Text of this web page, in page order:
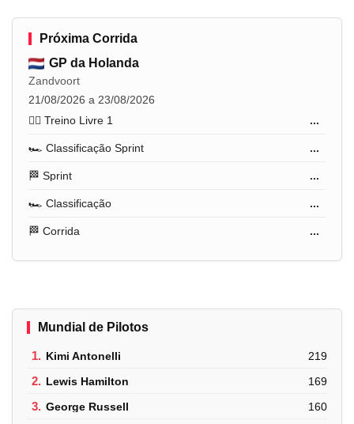
Próxima Corrida
GP da Holanda
Zandvoort
21/08/2026 a 23/08/2026
🏋️‍♂️ Treino Livre 1
...
🏎️ Classificação Sprint ...
🏁 Sprint ...
🏎️ Classificação ...
🏁 Corrida ...
Mundial de Pilotos
1. Kimi Antonelli 219
2. Lewis Hamilton 169
3. George Russell 160